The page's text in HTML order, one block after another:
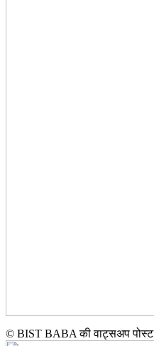
©️ BIST BABA की वाट्सअप पोस्ट